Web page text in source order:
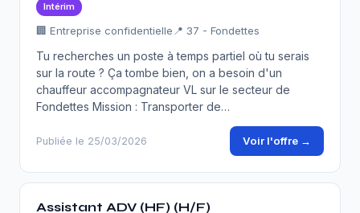
Intérim
🏢 Entreprise confidentielle 📍 37 - Fondettes
Tu recherches un poste à temps partiel où tu serais
sur la route ? Ça tombe bien, on a besoin d'un
chauffeur accompagnateur VL sur le secteur de
Fondettes Mission : Transporter de…
Publiée le 25/03/2026 Voir l'offre →
Assistant ADV (HF) (H/F)